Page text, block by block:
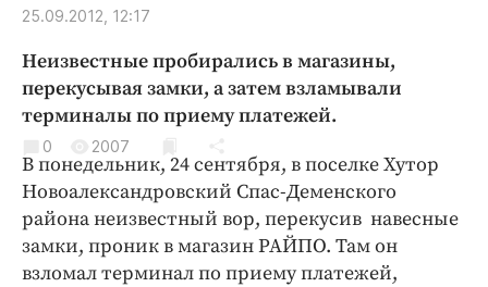
Народные новости
Авто и транспорт
Благоустройство
Криминал
Культура
Недвижимость и ЖКХ
Образование
Общество
Погода
25.09.2012, 12:17
Неизвестные пробирались в магазины,
перекусывая замки, а затем взламывали
терминалы по приему платежей.
0 2007
В понедельник, 24 сентября, в поселке Хутор
Новоалександровский Спас-Деменского
района неизвестный вор, перекусив навесные
замки, проник в магазин РАЙПО. Там он
взломал терминал по приему платежей,